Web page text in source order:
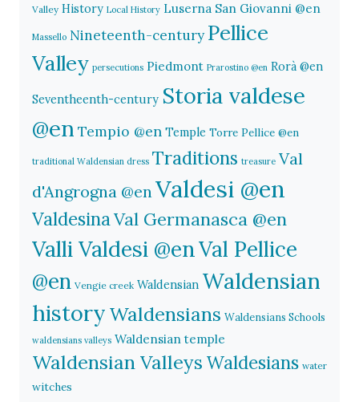
Valley History Local History Luserna San Giovanni @en
Massello Nineteenth-century Pellice
Valley persecutions Piedmont Prarostino @en Rorà @en
Seventheenth-century Storia valdese
@en Tempio @en Temple Torre Pellice @en
traditional Waldensian dress Traditions treasure Val
d'Angrogna @enValdesi @en
ValdesinaVal Germanasca @en
Valli Valdesi @enVal Pellice
@en Vengie creek Waldensian Waldensian
historyWaldensians Waldensians Schools
waldensians valleys Waldensian temple
Waldensian Valleys Waldesians water
witches